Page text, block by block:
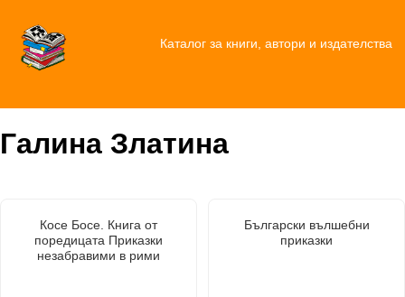
Каталог за книги, автори и издателства
Галина Златина
Косе Босе. Книга от
поредицата Приказки
незабравими в рими
Български вълшебни
приказки